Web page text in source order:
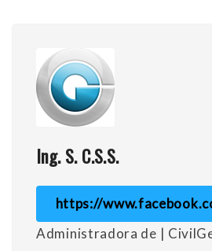
Ing. S. C.S.S.
https://
Administradora de |